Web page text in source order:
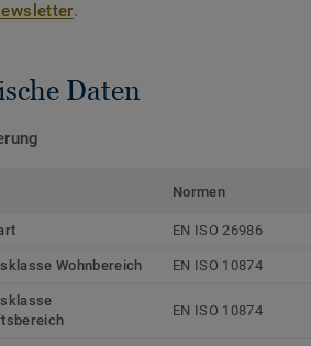
.
Daten
Normen
EN ISO 26986
Wohnbereich EN ISO 10874
EN ISO 10874